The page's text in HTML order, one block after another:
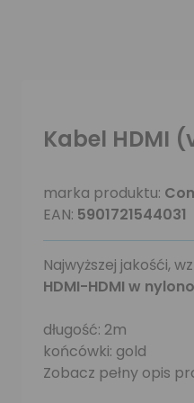
Kabel HDMI
marka produktu:
EAN: 5901721544031
Najwyższej jakośći,
HDMI-HDMI w
długość: 2m
końcówki: gold
Zobacz pełny opis